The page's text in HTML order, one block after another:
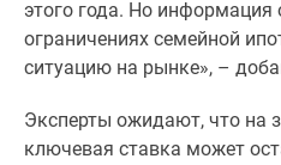
скидками
25%
Новостройки
этого года. Но
ограничениях семейной
ситуацию на рынке», –
Эксперты ожидают, что на
ключевая ставка может